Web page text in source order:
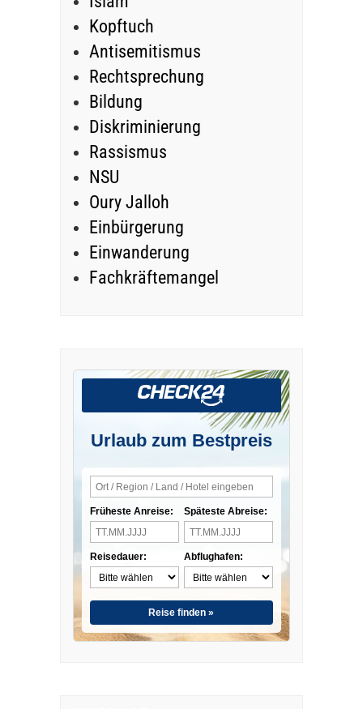
Kopftuch
Antisemitismus
Rechtsprechung
Bildung
Diskriminierung
Rassismus
NSU
Oury Jalloh
Einbürgerung
Einwanderung
Fachkräftemangel
Urlaub zum Bestpreis
Früheste Anreise:
Reisedauer:
Späteste Abreise:
Abflughafen:
Reise finden »